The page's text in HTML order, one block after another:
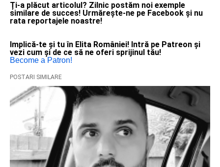
Ți-a plăcut articolul? Zilnic postăm noi exemple
similare de succes! Urmărește-ne pe Facebook și nu
rata reportajele noastre!
Implică-te și tu în Elita României! Intră pe Patreon și
vezi cum și de ce să ne oferi sprijinul tău!
Become a Patron!
POSTARI SIMILARE